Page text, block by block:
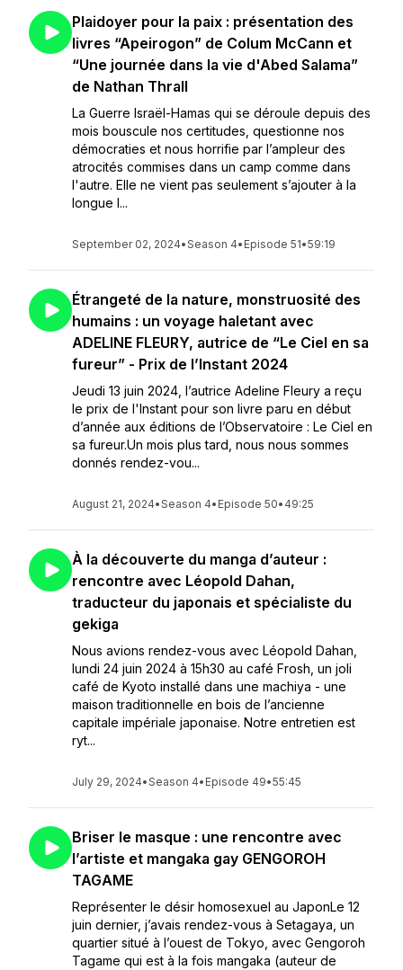
Plaidoyer pour la paix : présentation des
livres “Apeirogon” de Colum McCann et
“Une journée dans la vie d'Abed Salama”
de Nathan Thrall
La Guerre Israël-Hamas qui se déroule depuis des
mois bouscule nos certitudes, questionne nos
démocraties et nous horrifie par l’ampleur des
atrocités commises dans un camp comme dans
l'autre. Elle ne vient pas seulement s’ajouter à la
longue l...
September 02, 2024•Season 4• Episode 51•59:19
Étrangeté de la nature, monstruosité des
humains : un voyage haletant avec
ADELINE FLEURY, autrice de “Le Ciel en sa
fureur” - Prix de l’Instant 2024
Jeudi 13 juin 2024, l’autrice Adeline Fleury a reçu
le prix de l'Instant pour son livre paru en début
d’année aux éditions de l’Observatoire : Le Ciel en
sa fureur.Un mois plus tard, nous nous sommes
donnés rendez-vou...
August 21, 2024•Season 4• Episode 50• 49:25
À la découverte du manga d’auteur :
rencontre avec Léopold Dahan,
traducteur du japonais et spécialiste du
gekiga
Nous avions rendez-vous avec Léopold Dahan,
lundi 24 juin 2024 à 15h30 au café Frosh, un joli
café de Kyoto installé dans une machiya - une
maison traditionnelle en bois de l’ancienne
capitale impériale japonaise. Notre entretien est
ryt...
July 29, 2024•Season 4• Episode 49•55:45
Briser le masque : une rencontre avec
l’artiste et mangaka gay GENGOROH
TAGAME
Représenter le désir homosexuel au JaponLe 12
juin dernier, j’avais rendez-vous à Setagaya, un
quartier situé à l’ouest de Tokyo, avec Gengoroh
Tagame qui est à la fois mangaka (auteur de